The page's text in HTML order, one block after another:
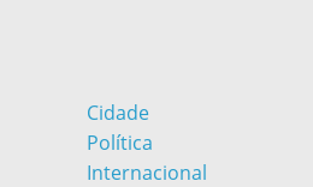
Cidade
Política
Internacional